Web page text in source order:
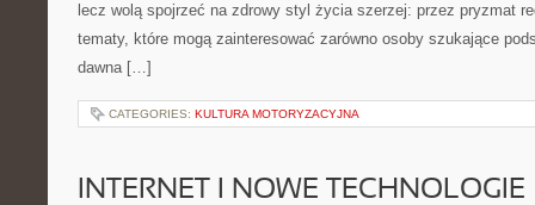
lecz wolą spojrzeć na zdrowy styl życia szerzej: przez pryzmat
tematy, które mogą zainteresować zarówno osoby szukające
dawna […]
CATEGORIES: KULTURA MOTORYZACYJNA
INTERNET I NOWE TECHNOLOGIE